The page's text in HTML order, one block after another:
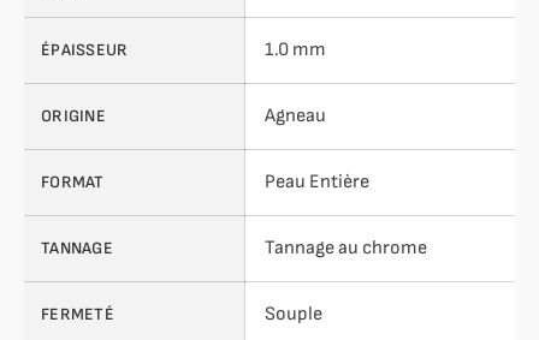
ÉPAISSEUR 1.0 mm
ORIGINE Agneau
FORMAT Peau Entière
TANNAGE Tannage au chrome
FERMETÉ Souple